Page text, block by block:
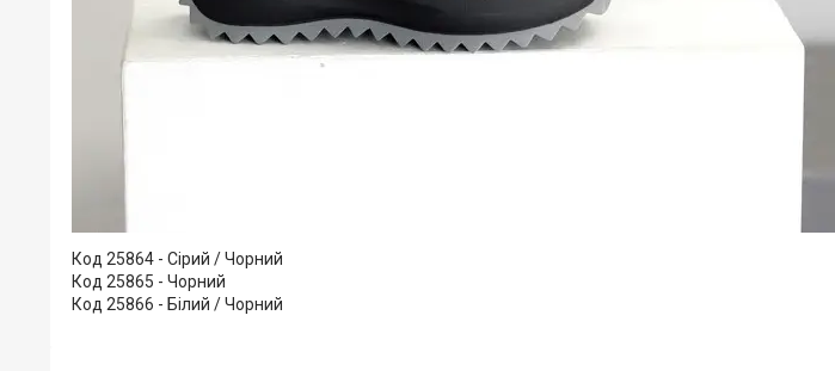
Код 25864 - Сірий / Чорний
Код 25865 - Чорний
Код 25866 - Білий / Чорний